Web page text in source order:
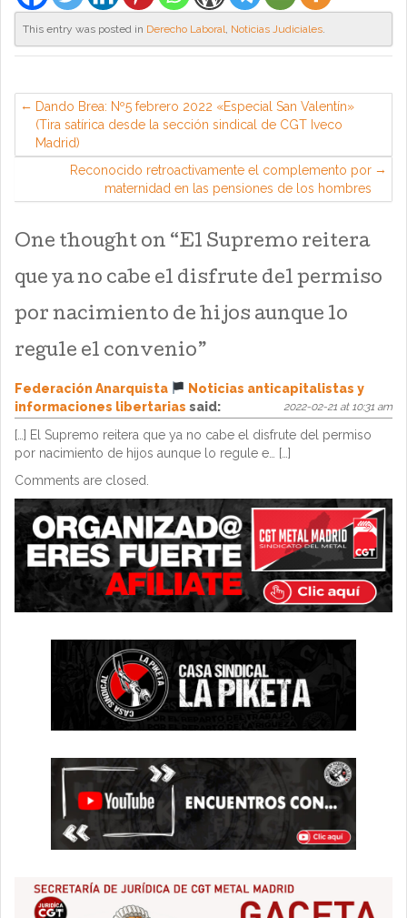
This entry was posted in Derecho Laboral, Noticias Judiciales.
Dando Brea: Nº5 febrero 2022 «Especial San Valentín»
(Tira satírica desde la sección sindical de CGT Iveco
Madrid)
Reconocido retroactivamente el complemento por
maternidad en las pensiones de los hombres
One thought on “El Supremo reitera
que ya no cabe el disfrute del permiso
por nacimiento de hijos aunque lo
regule el convenio”
Federación Anarquista
Noticias anticapitalistas y
informaciones libertarias said: 2022-02-21 at 10:31 am
[…] El Supremo reitera que ya no cabe el disfrute del permiso
por nacimiento de hijos aunque lo regule e… […]
Comments are closed.